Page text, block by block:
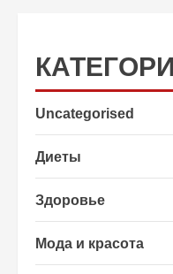
Uncategorised
Диеты
Здоровье
Мода и красота